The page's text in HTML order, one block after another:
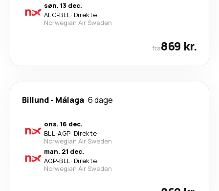
søn. 13 dec.
ALC-BLL· Direkte
Norwegian Air Sweden
fra869 kr.
Billund- Málaga 6 dage
ons. 16 dec.
BLL-AGP· Direkte
Norwegian Air Sweden
man. 21 dec.
AGP-BLL· Direkte
Norwegian Air Sweden